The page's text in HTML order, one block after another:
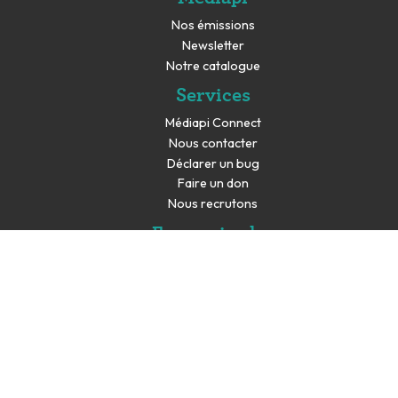
Nos émissions
Newsletter
Notre catalogue
Services
Médiapi Connect
Nous contacter
Déclarer un bug
Faire un don
Nous recrutons
En savoir plus